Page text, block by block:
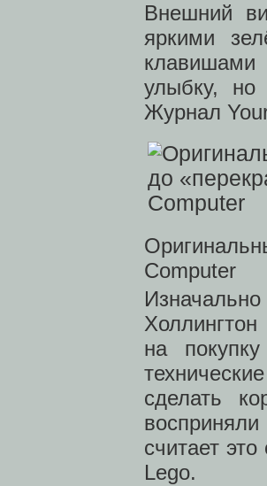
Внешний
яркими
улыбку, но
Журнал
Computer
на
сделать
считает
Lego.